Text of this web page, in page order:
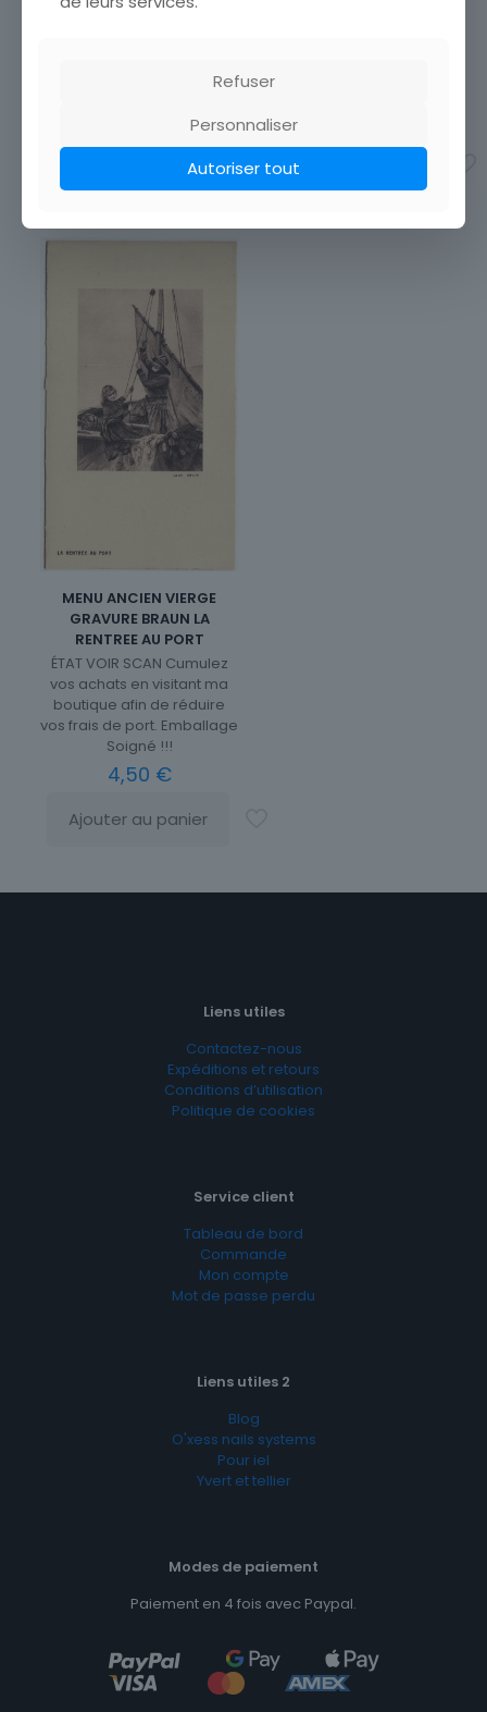
Ajouter au panier
Ajouter au panier
MENU ANCIEN VIERGE
GRAVURE BRAUN LA
RENTREE AU PORT
ÉTAT VOIR SCAN Cumulez
vos achats en visitant ma
boutique afin de réduire
vos frais de port. Emballage
Soigné !!!
4,50 €
Ajouter au panier
Liens utiles
Contactez-nous
Expéditions et retours
Conditions d’utilisation
Politique de cookies
Service client
Tableau de bord
Commande
Mon compte
Mot de passe perdu
Liens utiles 2
Blog
O'xess nails systems
Pour iel
Yvert et tellier
Modes de paiement
Paiement en 4 fois avec Paypal.
Refuser
Personnaliser
Autoriser tout